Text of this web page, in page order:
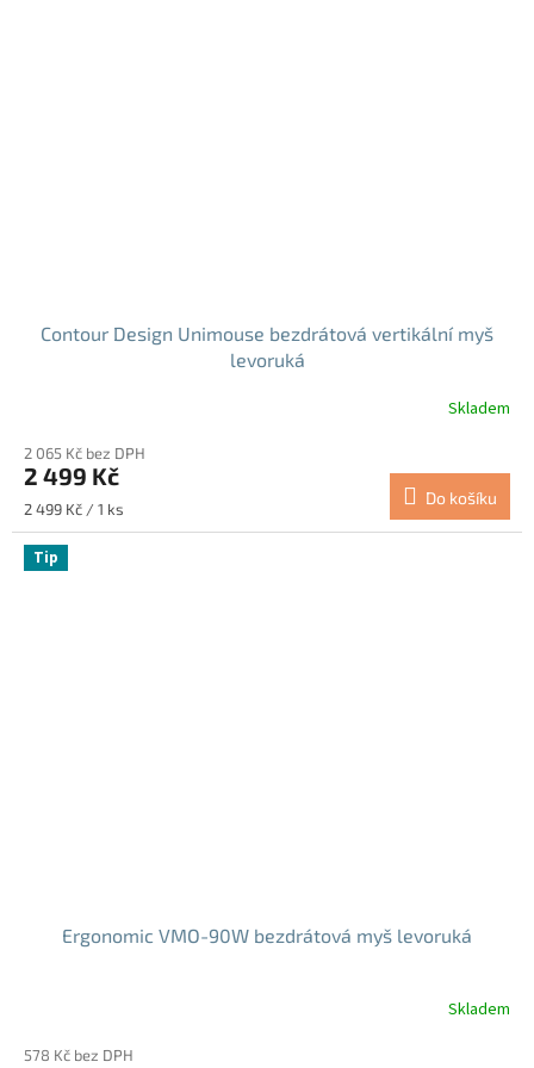
Contour Design Unimouse bezdrátová vertikální myš
levoruká
produktu
je
5,0
5
hvězdiček.
Skladem
2 065 Kč bez DPH
2 499 Kč
Měrná
cena:
2 499 Kč / 1 ks
Do košíku
Tip
Ergonomic VMO-90W bezdrátová myš levoruká
produktu
Skladem
578 Kč bez DPH